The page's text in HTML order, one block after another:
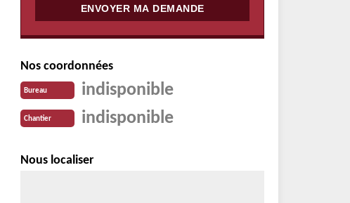
Nos coordonnées
Bureau indisponible
Chantier indisponible
Nous localiser